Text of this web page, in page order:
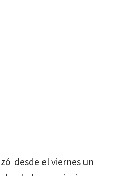
desde el viernes un